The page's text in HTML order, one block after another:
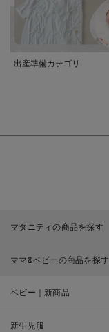
出産準備カテゴリ
マタニティの商品を探す
ママ&ベビーの商品を探す
ベビー｜新商品
新生児服